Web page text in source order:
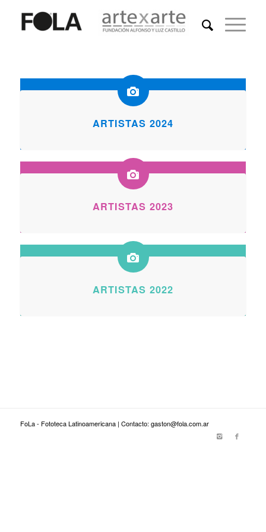
ARTISTAS 2024
ARTISTAS 2023
ARTISTAS 2022
FoLa - Fototeca Latinoamericana | Contacto: gaston@fola.com.ar